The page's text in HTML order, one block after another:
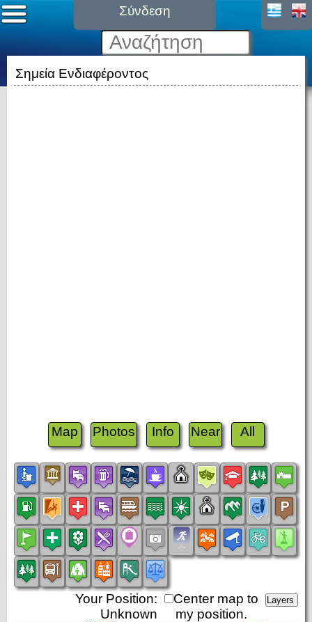
Σύνδεση
Σημεία Ενδιαφέροντος
Map Photos Info Near All
Center map to
my position.
Your Position:
Unknown